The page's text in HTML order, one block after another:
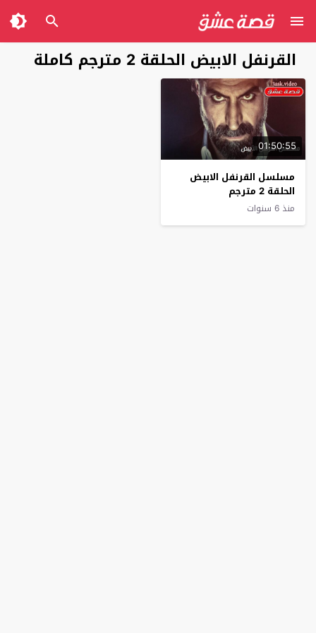
القرنفل الابيض الحلقة 2 مترجم كاملة
01:50:55
مسلسل القرنفل الابيض
الحلقة 2 مترجم
منذ 6 سنوات